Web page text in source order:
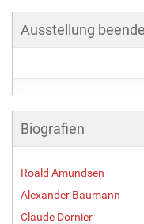
Ausstellung
Biografien
Roald Amundsen
Alexander Baumann
Claude Dornier